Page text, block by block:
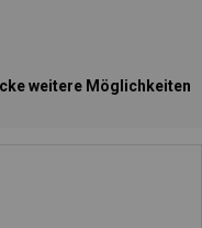
weitere Möglichkeiten